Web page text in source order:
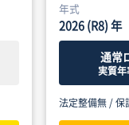
年式
2026 (R8) 年
通常
実質
法定整備無 /保